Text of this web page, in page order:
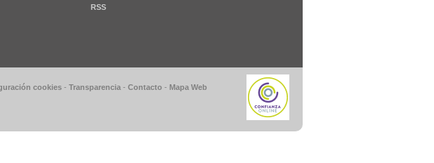
RSS
cookies - Transparencia - Contacto - Mapa Web